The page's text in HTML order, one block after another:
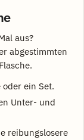
aus?
abgestimmten
oder ein Set.
Unter- und
reibungslosere